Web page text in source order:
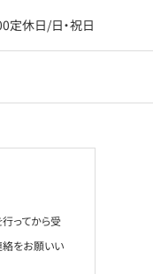
定休日/日・祝日
ってから受
絡をお願いい